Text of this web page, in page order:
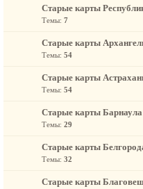
Старые карты
Темы: 7
Старые карты
Темы: 54
Старые карты
Темы: 54
Старые карты
Темы: 29
Старые карты
Темы: 32
Старые карты